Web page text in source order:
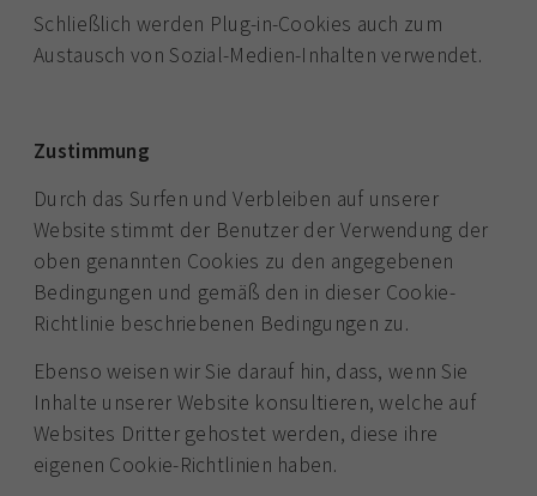
Schließlich werden Plug-in-Cookies auch zum
Austausch von Sozial-Medien-Inhalten verwendet.
Zustimmung
Durch das Surfen und Verbleiben auf unserer
Website stimmt der Benutzer der Verwendung der
oben genannten Cookies zu den angegebenen
Bedingungen und gemäß den in dieser Cookie-
Richtlinie beschriebenen Bedingungen zu.
Ebenso weisen wir Sie darauf hin, dass, wenn Sie
Inhalte unserer Website konsultieren, welche auf
Websites Dritter gehostet werden, diese ihre
eigenen Cookie-Richtlinien haben.